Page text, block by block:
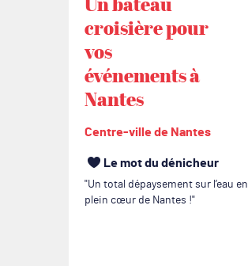
croisière pour
vos
événements à
Nantes
Centre-ville de Nantes
Le mot du dénicheur
Un total dépaysement sur l’eau en
plein cœur de Nantes !